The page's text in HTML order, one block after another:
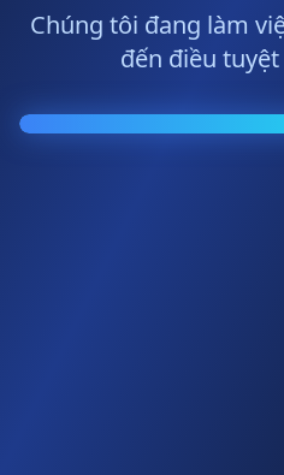
Chúng tôi đang làm
đến điều